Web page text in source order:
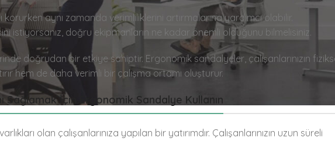
korurken aynı zamanda verimliliklerini artırmalarına yardımcı olabilir.
istiyorsanız, doğru ekipmanların ne kadar önemli olduğunu bilmelisiniz.
doğrudan bir etkiye sahiptir. Ergonomik sandalyeler, çalışanlarınızın
hem de daha verimli bir çalışma ortamı oluşturur.
Sağlamak İçin Ergonomik Sandalye Kullanın
olan çalışanlarınıza yapılan bir yatırımdır. Çalışanlarınızın uzun süreli